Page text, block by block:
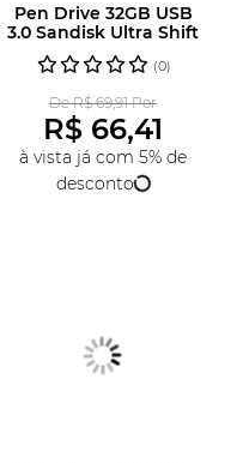
Pen Drive 32GB USB
3.0 Sandisk Ultra Shift
(0)
De R$ 69,91 Por
R$ 66,41
à vista já com 5% de
desconto